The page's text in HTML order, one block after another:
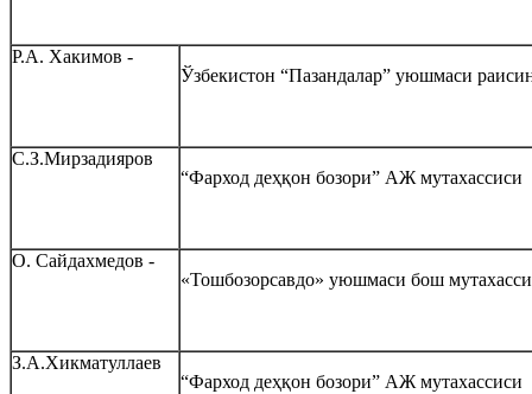
Р.А. Хакимов -
Ўзбекистон “Пазандалар” уюшмаси
С.З.Мирзадияров
“Фарход деҳқон бозори” АЖ мутахассиси
О. Сайдахмедов -
«Тошбозорсавдо» уюшмаси бош
З.А.Хикматуллаев
“Фарход деҳқон бозори” АЖ мутахассиси